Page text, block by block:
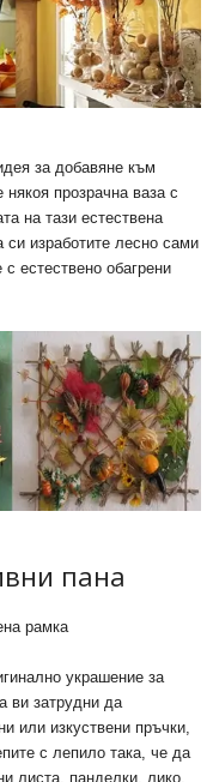
за добавяне към
прозрачна ваза с
на тази естествена
изработите лесно сами
с естествено обагрени
пана
рамка
украшение за
ви затрудни да
или изкуствени пръчки,
с лепило така, че да
листа, панделки, лико,